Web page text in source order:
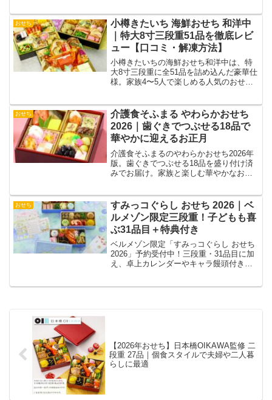
おせち
小樽きたいち 海鮮おせち 和洋中
｜特大8寸三段重51品を徹底レビ
ュー【口コミ・解凍方法】
小樽きたいちの海鮮おせち和洋中は、特
大8寸三段重に全51品を詰め込んだ豪華仕
様。家族4〜5人で楽しめる人気のおせち
おせち
介護食そふまる やわらかおせち
2026｜歯ぐきでつぶせる18品で
華やかに迎えるお正月
介護食そふまるのやわらかおせち2026年
版。歯ぐきでつぶせる18品を盛り付け済
みでお届け。家族と楽しむ華やかなお正
おせち
すみっコぐらし おせち 2026｜ベ
ルメゾン限定三段重！子どもも喜
ぶ31品目＋特典付き
ベルメゾン限定「すみっコぐらし おせち
2026」予約受付中！三段重・31品目に加
え、卓上カレンダーやキャラ饅頭付きで
【2026年おせち】日本橋OIKAWA監修 二
段重 27品｜個食スタイルで夫婦や二人暮
らしに最適